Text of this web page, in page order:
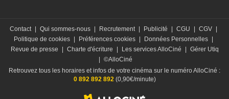
Contact Qui sommes-nous Recrutement Publicité CGU CGV
Politique de cookies
Préférences cookies Données Personnelles
Revue de presse
Charte d'écriture Les services AlloCiné
Gérer Utiq
©AlloCiné
Retrouvez tous les horaires et infos de votre cinéma sur le numéro AlloCiné :
0 892 892 892(0,90€/minute)